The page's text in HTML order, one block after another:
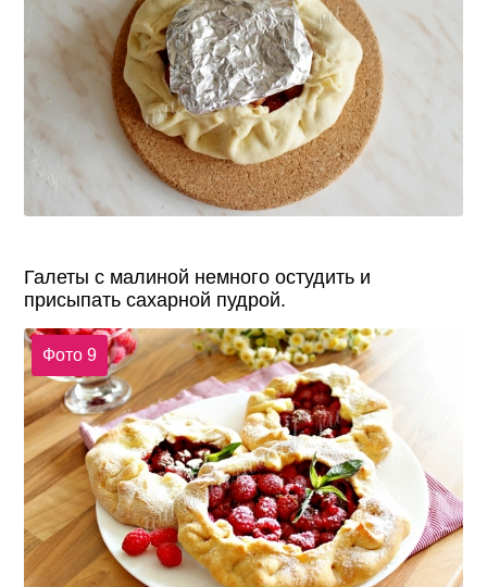
Галеты с малиной немного остудить и
присыпать сахарной пудрой.
Фото 9